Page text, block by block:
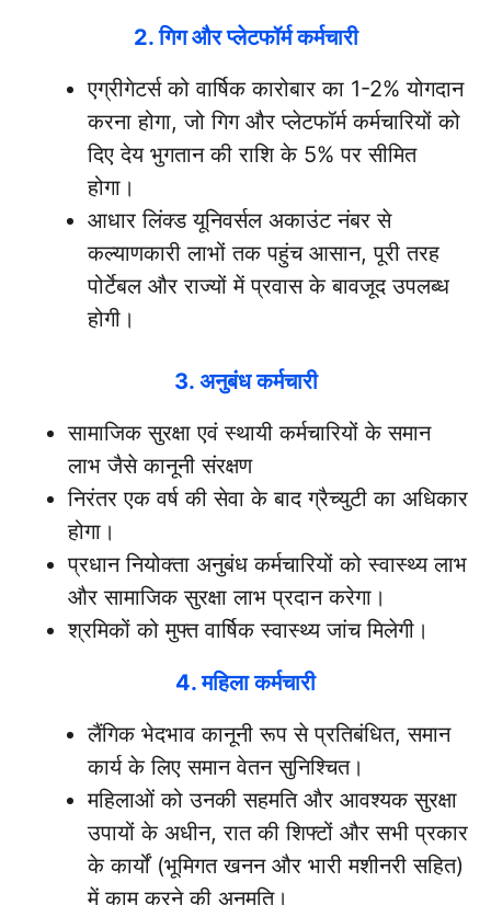
2. गिग और प्लेटफॉर्म कर्मचारी
एग्रीगेटर्स को वार्षिक कारोबार का 1-2% योगदान
करना होगा, जो गिग और प्लेटफॉर्म कर्मचारियों को
दिए देय भुगतान की राशि के 5% पर सीमित
होगा।
आधार लिंक्ड यूनिवर्सल अकाउंट नंबर से
कल्याणकारी लाभों तक पहुंच आसान, पूरी तरह
पोर्टेबल और राज्यों में प्रवास के बावजूद उपलब्ध
होगी।
3. अनुबंध कर्मचारी
सामाजिक सुरक्षा एवं स्थायी कर्मचारियों के समान
लाभ जैसे कानूनी संरक्षण
निरंतर एक वर्ष की सेवा के बाद ग्रैच्युटी का अधिकार
होगा।
प्रधान नियोक्ता अनुबंध कर्मचारियों को स्वास्थ्य लाभ
और सामाजिक सुरक्षा लाभ प्रदान करेगा।
श्रमिकों को मुफ्त वार्षिक स्वास्थ्य जांच मिलेगी।
4. महिला कर्मचारी
लैंगिक भेदभाव कानूनी रूप से प्रतिबंधित, समान
कार्य के लिए समान वेतन सुनिश्चित।
महिलाओं को उनकी सहमति और आवश्यक सुरक्षा
उपायों के अधीन, रात की शिफ्टों और सभी प्रकार
के कार्यों (भूमिगत खनन और भारी मशीनरी सहित)
में काम करने की अनुमति।